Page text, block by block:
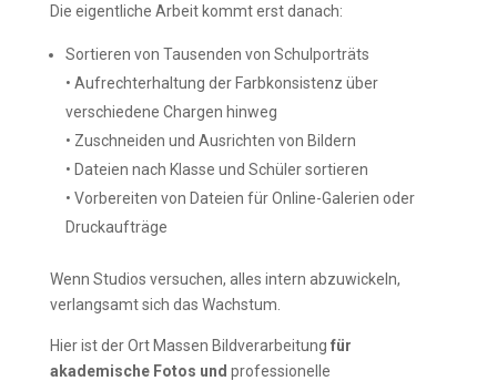
Die eigentliche Arbeit kommt erst danach:
Sortieren von Tausenden von Schulporträts
• Aufrechterhaltung der Farbkonsistenz über
verschiedene Chargen hinweg
• Zuschneiden und Ausrichten von Bildern
• Dateien nach Klasse und Schüler sortieren
• Vorbereiten von Dateien für Online-Galerien oder
Druckaufträge
Wenn Studios versuchen, alles intern abzuwickeln,
verlangsamt sich das Wachstum.
Hier ist der Ort Massen Bildverarbeitung für
akademische Fotos und professionelle